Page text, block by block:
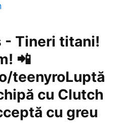
- Tineri titani!
📲
teenyroLuptă
cu Clutch
cu greu